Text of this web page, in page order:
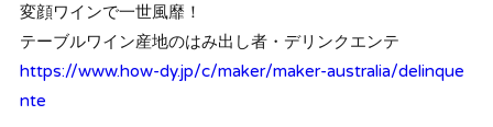
変顔ワインで一世風靡！
テーブルワイン産地のはみ出し者・デリンクエンテ
https://www.how-dy.jp/c/maker/maker-australia/delinque
nte